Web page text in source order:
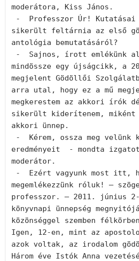
moderátora, Kiss János.
sikerült feltárnia az első
antológia bemutatásáról?
mindössze egy újságcikk, a
megjelent Gödöllői
arra utal, hogy ez a mű
megkerestem az akkori írók
sikerült kiderítenem,
akkori ünnep.
eredményeit  - mondta
moderátor.
megemlékezzünk róluk! –
professzor. – 2011. június
könyvnapi ünnepség
közönséggel szemben
Igen, 12-en, mint az
azok voltak, az irodalom
Három éve Istók Anna